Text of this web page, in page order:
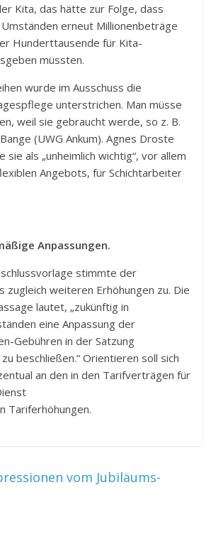
Kita, das hätte zur Folge, dass
erneut Millionenbeträge
Hunderttausende für Kita-
müssten.
wurde im Ausschuss die
unterstrichen. Man müsse
weil sie gebraucht werde, so z. B.
(UWG Ankum). Agnes Droste
sie als „unheimlich wichtig“, vor allem
Angebots, für Schichtarbeiter
Anpassungen.
stimmte der
zugleich weiteren Erhöhungen zu. Die
lautet, „zukünftig in
eine Anpassung der
Gebühren in der Satzung
beschließen.“ Orientieren soll sich
an den in den Tarifverträgen für
Tariferhöhungen.
vom Jubiläums-